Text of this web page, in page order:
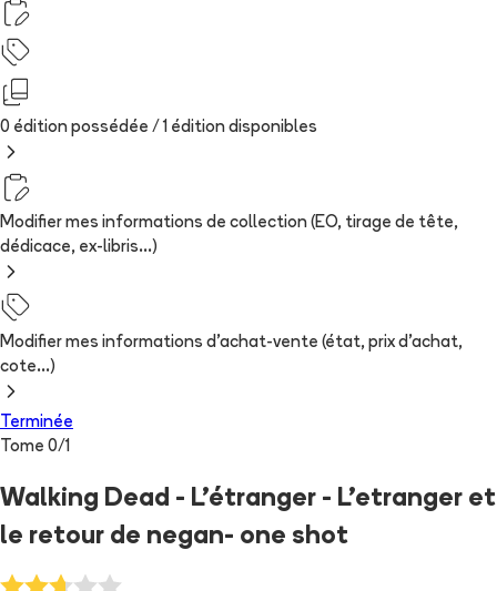
0 édition possédée / 1 édition disponibles
Modifier mes informations de collection (EO, tirage de tête,
dédicace, ex-libris...)
Modifier mes informations d'achat-vente (état, prix d'achat,
cote...)
Terminée
Tome 0/1
Walking Dead - L'étranger - L'etranger et
le retour de negan- one shot